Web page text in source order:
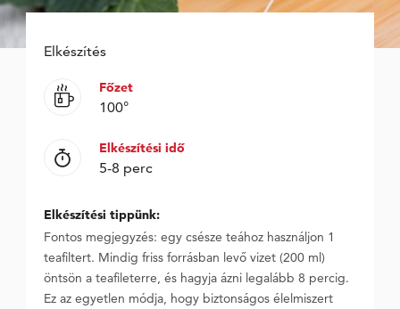
Elkészítés
Főzet
100°
Elkészítési idő
5-8 perc
Elkészítési tippünk:
Fontos megjegyzés: egy csésze teához használjon 1
teafiltert. Mindig friss forrásban levő vizet (200 ml)
öntsön a teafileterre, és hagyja ázni legalább 8 percig.
Ez az egyetlen módja, hogy biztonságos élelmiszert